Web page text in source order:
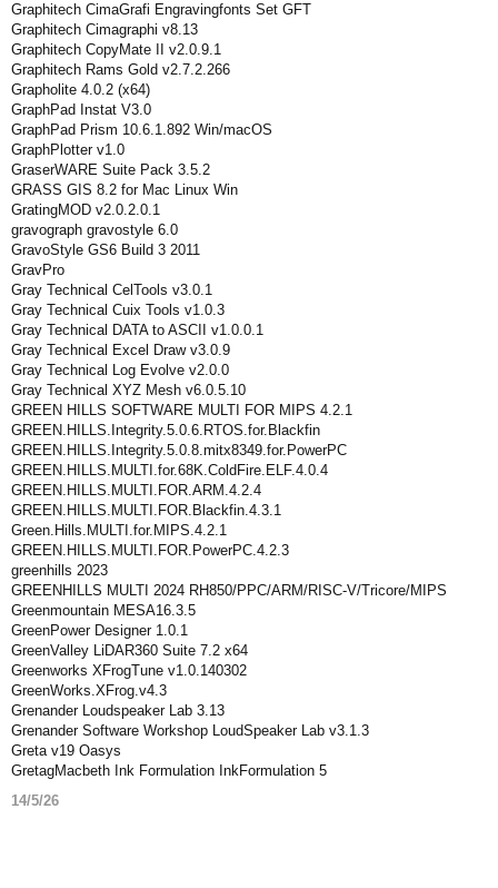
Graphitech CimaGrafi Engravingfonts Set GFT
Graphitech Cimagraphi v8.13
Graphitech CopyMate II v2.0.9.1
Graphitech Rams Gold v2.7.2.266
Grapholite 4.0.2 (x64)
GraphPad Instat V3.0
GraphPad Prism 10.6.1.892 Win/macOS
GraphPlotter v1.0
GraserWARE Suite Pack 3.5.2
GRASS GIS 8.2 for Mac Linux Win
GratingMOD v2.0.2.0.1
gravograph gravostyle 6.0
GravoStyle GS6 Build 3 2011
GravPro
Gray Technical CelTools v3.0.1
Gray Technical Cuix Tools v1.0.3
Gray Technical DATA to ASCII v1.0.0.1
Gray Technical Excel Draw v3.0.9
Gray Technical Log Evolve v2.0.0
Gray Technical XYZ Mesh v6.0.5.10
GREEN HILLS SOFTWARE MULTI FOR MIPS 4.2.1
GREEN.HILLS.Integrity.5.0.6.RTOS.for.Blackfin
GREEN.HILLS.Integrity.5.0.8.mitx8349.for.PowerPC
GREEN.HILLS.MULTI.for.68K.ColdFire.ELF.4.0.4
GREEN.HILLS.MULTI.FOR.ARM.4.2.4
GREEN.HILLS.MULTI.FOR.Blackfin.4.3.1
Green.Hills.MULTI.for.MIPS.4.2.1
GREEN.HILLS.MULTI.FOR.PowerPC.4.2.3
greenhills 2023
GREENHILLS MULTI 2024 RH850/PPC/ARM/RISC-V/Tricore/MIPS
Greenmountain MESA16.3.5
GreenPower Designer 1.0.1
GreenValley LiDAR360 Suite 7.2 x64
Greenworks XFrogTune v1.0.140302
GreenWorks.XFrog.v4.3
Grenander Loudspeaker Lab 3.13
Grenander Software Workshop LoudSpeaker Lab v3.1.3
Greta v19 Oasys
GretagMacbeth Ink Formulation InkFormulation 5
14/5/26